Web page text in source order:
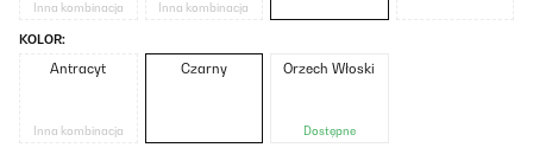
Inna kombinacja Inna kombinacja
KOLOR:
Antracyt
Inna kombinacja
Czarny Orzech Włoski
Dostępne